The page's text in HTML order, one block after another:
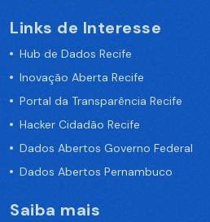
Links de Interesse
Hub de Dados Recife
Inovação Aberta Recife
Portal da Transparência Recife
Hacker Cidadão Recife
Dados Abertos Governo Federal
Dados Abertos Pernambuco
Saiba mais